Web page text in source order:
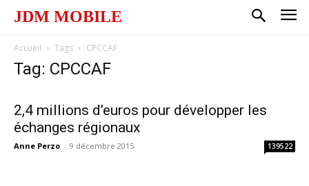
JDM MOBILE
Accueil Tags CPCCAF
Tag: CPCCAF
2,4 millions d’euros pour développer les
échanges régionaux
Anne Perzo - 9 décembre 2015 139522